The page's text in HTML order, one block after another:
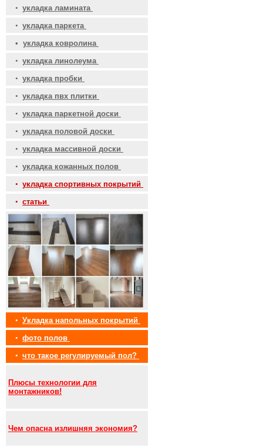
• укладка ламината
• укладка паркета
• укладка ковролина
• укладка линолеума
• укладка пробки
• укладка пвх плитки
• укладка паркетной доски
• укладка половой доски
• укладка массивной доски
• укладка кожанных полов
• укладка спортивных покрытий
• статьи
• Укладка напольных покрытий
• фото полов
• что такое регулируемый пол?
Плюсы технологии для
монтажников!
Чем опасна излишняя экономия?